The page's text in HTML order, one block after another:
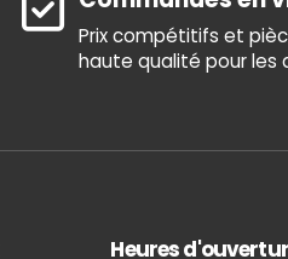
Prix compétitifs et
haute qualité pour les
Heures